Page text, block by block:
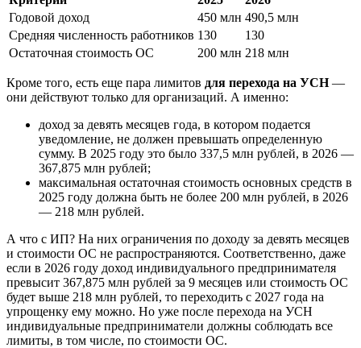
Годовой доход
450 млн 490,5 млн
Средняя численность работников 130
130
Остаточная стоимость ОС
200 млн 218 млн
Кроме того, есть еще пара лимитов для перехода на УСН—
они действуют только для организаций. А именно:
доход за девять месяцев года, в котором подается
уведомление, не должен превышать определенную
сумму. В 2025 году это было 337,5 млн рублей, в 2026 —
367,875 млн рублей;
максимальная остаточная стоимость основных средств в
2025 году должна быть не более 200 млн рублей, в 2026
— 218 млн рублей.
А что с ИП? На них ограничения по доходу за девять месяцев
и стоимости ОС не распространяются. Соответственно, даже
если в 2026 году доход индивидуального предпринимателя
превысит 367,875 млн рублей за 9 месяцев или стоимость ОС
будет выше 218 млн рублей, то переходить с 2027 года на
упрощенку ему можно. Но уже после перехода на УСН
индивидуальные предприниматели должны соблюдать все
лимиты, в том числе, по стоимости ОС.